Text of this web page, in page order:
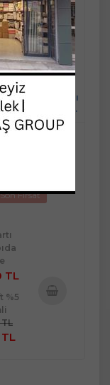
Lisanslı
Nevresim
Circus Bej
: MSTK15500
Son Fırsat
TL
%5
TL
TL